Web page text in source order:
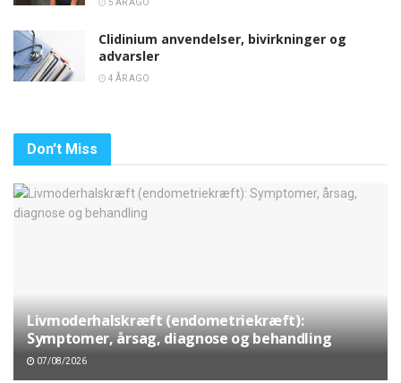
5 ÅR AGO
Clidinium anvendelser, bivirkninger og
advarsler
4 ÅR AGO
Don't Miss
Livmoderhalskræft (endometriekræft):
Symptomer, årsag, diagnose og behandling
07/08/2026